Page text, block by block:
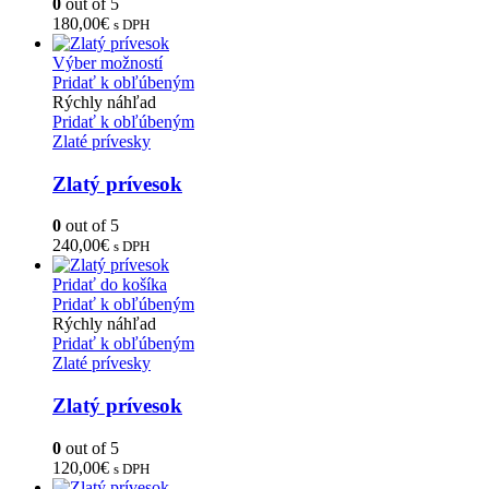
180,00€ s DPH
Výber možností
Pridať k obľúbeným
Rýchly náhľad
Pridať k obľúbeným
Zlaté prívesky
Zlatý prívesok
0 out of 5
240,00€ s DPH
Pridať do košíka
Pridať k obľúbeným
Rýchly náhľad
Pridať k obľúbeným
Zlaté prívesky
Zlatý prívesok
0 out of 5
120,00€ s DPH